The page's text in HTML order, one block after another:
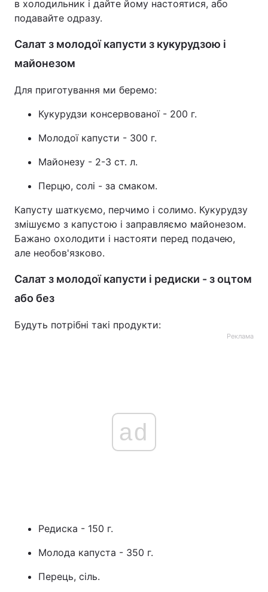
в холодильник і дайте йому настоятися, або
подавайте одразу.
Салат з молодої капусти з кукурудзою і
майонезом
Для приготування ми беремо:
Кукурудзи консервованої - 200 г.
Молодої капусти - 300 г.
Майонезу - 2-3 ст. л.
Перцю, солі - за смаком.
Капусту шаткуємо, перчимо і солимо. Кукурудзу
змішуємо з капустою і заправляємо майонезом.
Бажано охолодити і настояти перед подачею,
але необов'язково.
Салат з молодої капусти і редиски - з оцтом
або без
Будуть потрібні такі продукти:
Реклама
ad
Редиска - 150 г.
Молода капуста - 350 г.
Перець, сіль.